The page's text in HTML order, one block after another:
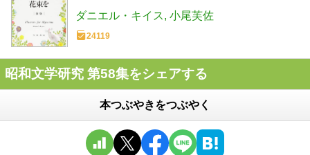
ダニエル・キイス 小尾芙佐
24119
昭和文学研究 第58集をシェアする
本つぶやきをつぶやく